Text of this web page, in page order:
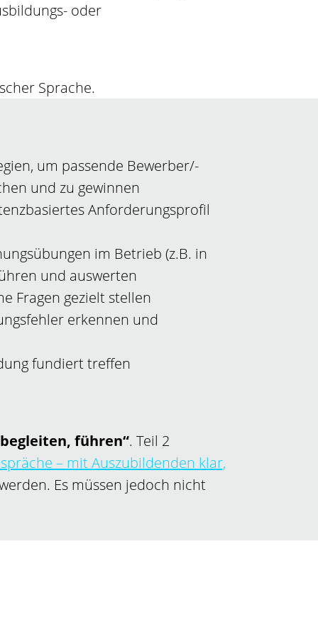
oder
Sprache.
um passende Bewerber/-
und zu gewinnen
Anforderungsprofil
im Betrieb (z.B. in
und auswerten
Fragen gezielt stellen
erkennen und
fundiert treffen
führen“. Teil 2
– mit Auszubildenden klar,
Es müssen jedoch nicht